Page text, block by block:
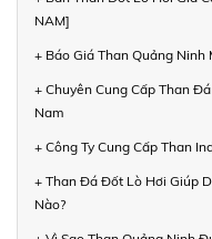
NAM]
+ Báo Giá Than Quảng Ninh
+ Chuyên Cung Cấp Than
Nam
+ Công Ty Cung Cấp Than
+ Than Đá Đốt Lò Hơi Giúp
Nào?